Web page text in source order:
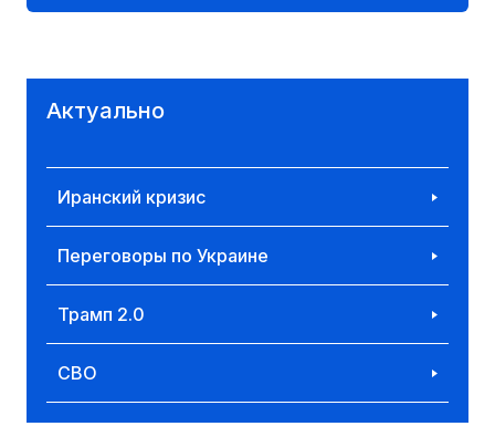
Актуально
Иранский кризис
Переговоры по Украине
Трамп 2.0
СВО